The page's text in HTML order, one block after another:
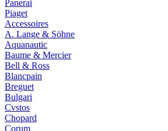
Panerai
Piaget
Accessoires
A. Lange & Söhne
Aquanautic
Baume & Mercier
Bell & Ross
Blancpain
Breguet
Bulgari
Cvstos
Chopard
Corum